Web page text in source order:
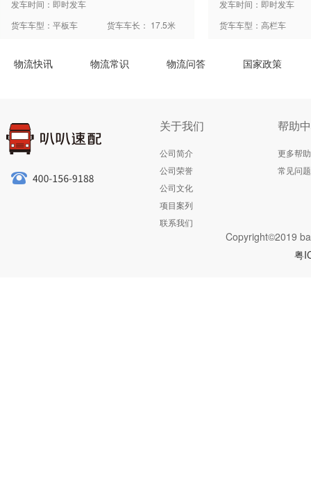
发车时间：即时发车
货车车型：平板车
货车车长： 17.5米
发车时间：即时发车
货车车型：高栏车
物流快讯 物流常识 物流问答 国家政策
关于我们
公司简介
公司荣誉
公司文化
项目案列
联系我们
帮助
更多帮助
常见问题
Copyright©2019
粤